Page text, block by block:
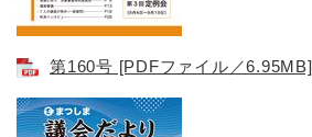
第160号 [PDFファイル／6.95MB]